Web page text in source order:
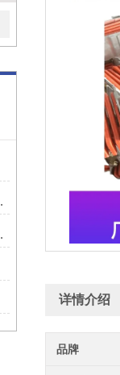
因分析
方法
详情介绍
品牌